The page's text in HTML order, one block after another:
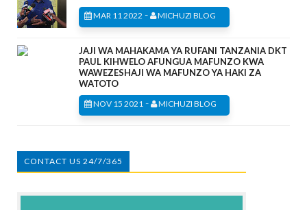
MAR 11 2022 - MICHUZI BLOG
JAJI WA MAHAKAMA YA RUFANI TANZANIA DKT
PAUL KIHWELO AFUNGUA MAFUNZO KWA
WAWEZESHAJI WA MAFUNZO YA HAKI ZA
WATOTO
NOV 15 2021 - MICHUZI BLOG
CONTACT US 24/7/365